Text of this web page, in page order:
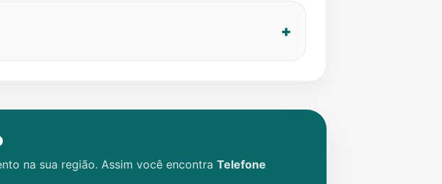
na sua região. Assim você encontra Telefone